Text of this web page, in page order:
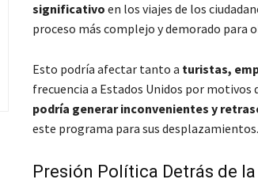
significativo en los viajes de los
proceso más complejo y demorado para
Esto podría afectar tanto a turistas,
frecuencia a Estados Unidos por
podría generar inconvenientes y
este programa para sus desplazamientos.
Presión Política Detrás de